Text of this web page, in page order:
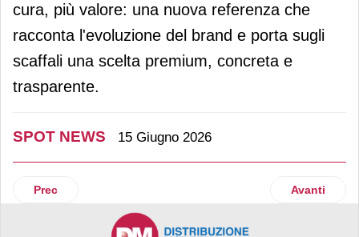
cura, più valore: una nuova referenza che
racconta l'evoluzione del brand e porta sugli
scaffali una scelta premium, concreta e
trasparente.
SPOT NEWS 15 Giugno 2026
Articolo precedente: Il settore retail è in modalità
Prec Articolo
Avanti